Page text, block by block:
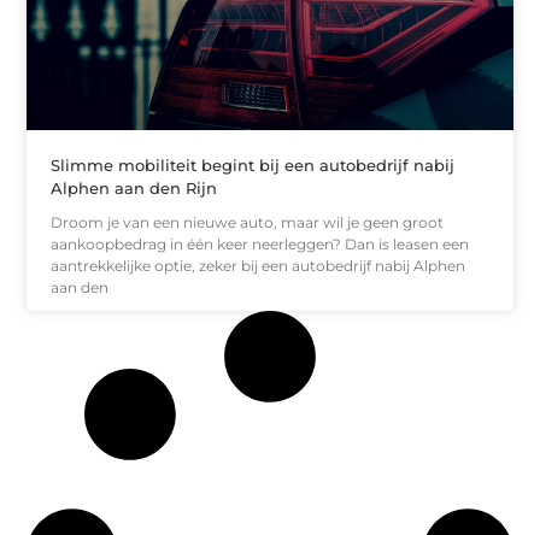
Slimme mobiliteit begint bij een autobedrijf nabij
Alphen aan den Rijn
Droom je van een nieuwe auto, maar wil je geen groot
aankoopbedrag in één keer neerleggen? Dan is leasen een
aantrekkelijke optie, zeker bij een autobedrijf nabij Alphen
aan den